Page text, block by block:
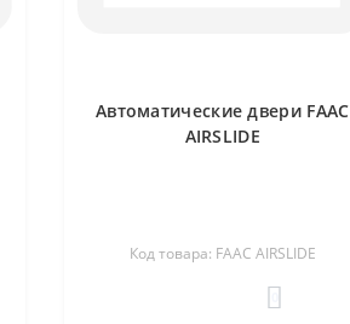
Автоматические двери FAAC
AIRSLIDE
Код товара: FAAC AIRSLIDE